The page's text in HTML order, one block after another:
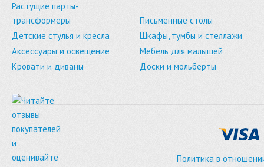
Растущие парты-
трансформеры
Письменные столы
Детские стулья и кресла
Шкафы, тумбы и стеллажи
Аксессуары и освещение
Мебель для малышей
Кровати и диваны
Доски и мольберты
Политика в